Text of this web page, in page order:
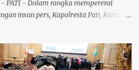
PATI - Dalam rangka mempererat
insan pers, Kapolresta Pati, Kombes
Senin (3/8/26) malam. Pertemuan
sebagai wadah memperkuat